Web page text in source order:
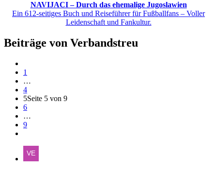
NAVIJACI – Durch das ehemalige Jugoslawien
Ein 612-seitiges Buch und Reiseführer für Fußballfans – Voller
Leidenschaft und Fankultur.
Beiträge von Verbandstreu
1
…
4
5Seite 5 von 9
6
…
9